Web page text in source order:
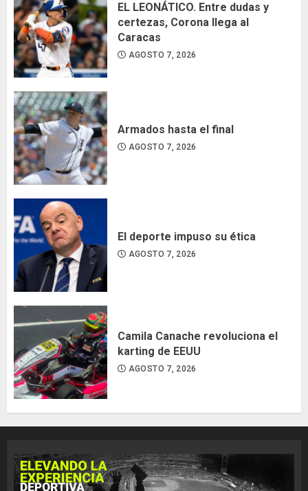
EL LEONÁTICO. Entre dudas y
certezas, Corona llega al
Caracas
AGOSTO 7, 2026
Armados hasta el final
AGOSTO 7, 2026
El deporte impuso su ética
AGOSTO 7, 2026
Camila Canache revoluciona el
karting de EEUU
AGOSTO 7, 2026